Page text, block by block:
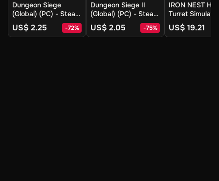
Dungeon Siege
(Global) (PC) - Steam
- Digital Key
US$ 2.25 -72%
Dungeon Siege II
(Global) (PC) - Steam
- Digital Key
US$ 2.05 -75%
IRON NEST
Turret
(Europe) (PC) -
Steam - Digital
US$ 19.21